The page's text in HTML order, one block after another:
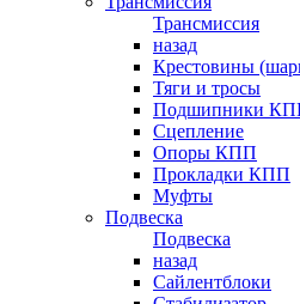
Трансмиссия
назад
Крестовины
Тяги и тросы
Подшипники
Сцепление
Опоры КПП
Прокладки КПП
Муфты
Подвеска
Подвеска
назад
Сайлентблоки